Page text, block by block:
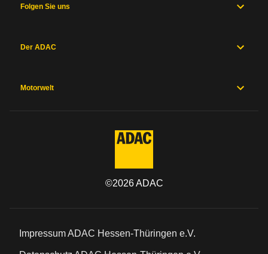
Folgen Sie uns
Der ADAC
Motorwelt
©2026ADAC
Impressum ADAC Hessen-Thüringen e.V.